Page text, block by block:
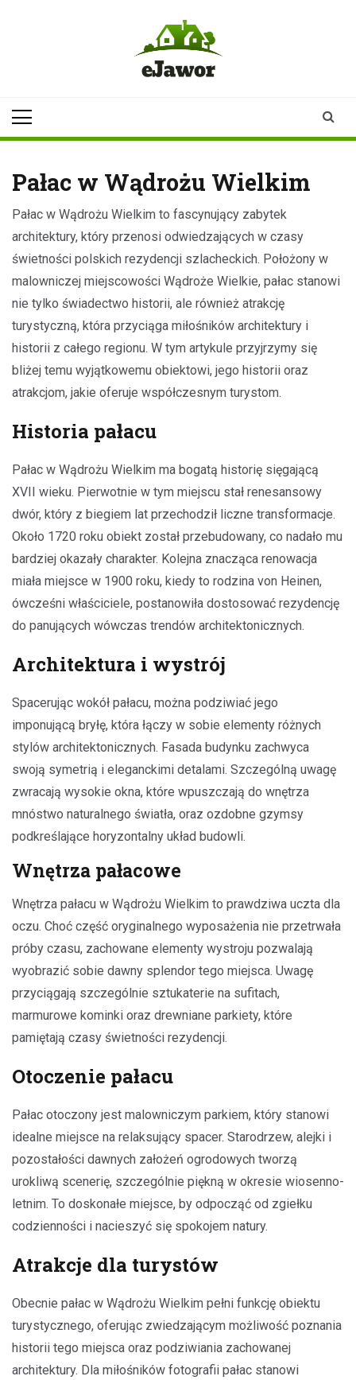
Pałac w Wądrożu Wielkim
Pałac w Wądrożu Wielkim to fascynujący zabytek
architektury, który przenosi odwiedzających w czasy
świetności polskich rezydencji szlacheckich. Położony w
malowniczej miejscowości Wądroże Wielkie, pałac stanowi
nie tylko świadectwo historii, ale również atrakcję
turystyczną, która przyciąga miłośników architektury i
historii z całego regionu. W tym artykule przyjrzymy się
bliżej temu wyjątkowemu obiektowi, jego historii oraz
atrakcjom, jakie oferuje współczesnym turystom.
Historia pałacu
Pałac w Wądrożu Wielkim ma bogatą historię sięgającą
XVII wieku. Pierwotnie w tym miejscu stał renesansowy
dwór, który z biegiem lat przechodził liczne transformacje.
Około 1720 roku obiekt został przebudowany, co nadało mu
bardziej okazały charakter. Kolejna znacząca renowacja
miała miejsce w 1900 roku, kiedy to rodzina von Heinen,
ówcześni właściciele, postanowiła dostosować rezydencję
do panujących wówczas trendów architektonicznych.
Architektura i wystrój
Spacerując wokół pałacu, można podziwiać jego
imponującą bryłę, która łączy w sobie elementy różnych
stylów architektonicznych. Fasada budynku zachwyca
swoją symetrią i eleganckimi detalami. Szczególną uwagę
zwracają wysokie okna, które wpuszczają do wnętrza
mnóstwo naturalnego światła, oraz ozdobne gzymsy
podkreślające horyzontalny układ budowli.
Wnętrza pałacowe
Wnętrza pałacu w Wądrożu Wielkim to prawdziwa uczta dla
oczu. Choć część oryginalnego wyposażenia nie przetrwała
próby czasu, zachowane elementy wystroju pozwalają
wyobrazić sobie dawny splendor tego miejsca. Uwagę
przyciągają szczególnie sztukaterie na sufitach,
marmurowe kominki oraz drewniane parkiety, które
pamiętają czasy świetności rezydencji.
Otoczenie pałacu
Pałac otoczony jest malowniczym parkiem, który stanowi
idealne miejsce na relaksujący spacer. Starodrzew, alejki i
pozostałości dawnych założeń ogrodowych tworzą
urokliwą scenerię, szczególnie piękną w okresie wiosenno-
letnim. To doskonałe miejsce, by odpocząć od zgiełku
codzienności i nacieszyć się spokojem natury.
Atrakcje dla turystów
Obecnie pałac w Wądrożu Wielkim pełni funkcję obiektu
turystycznego, oferując zwiedzającym możliwość poznania
historii tego miejsca oraz podziwiania zachowanej
architektury. Dla miłośników fotografii pałac stanowi